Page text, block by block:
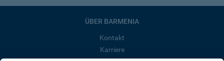
ÜBER BARMENIA
Kontakt
Karriere